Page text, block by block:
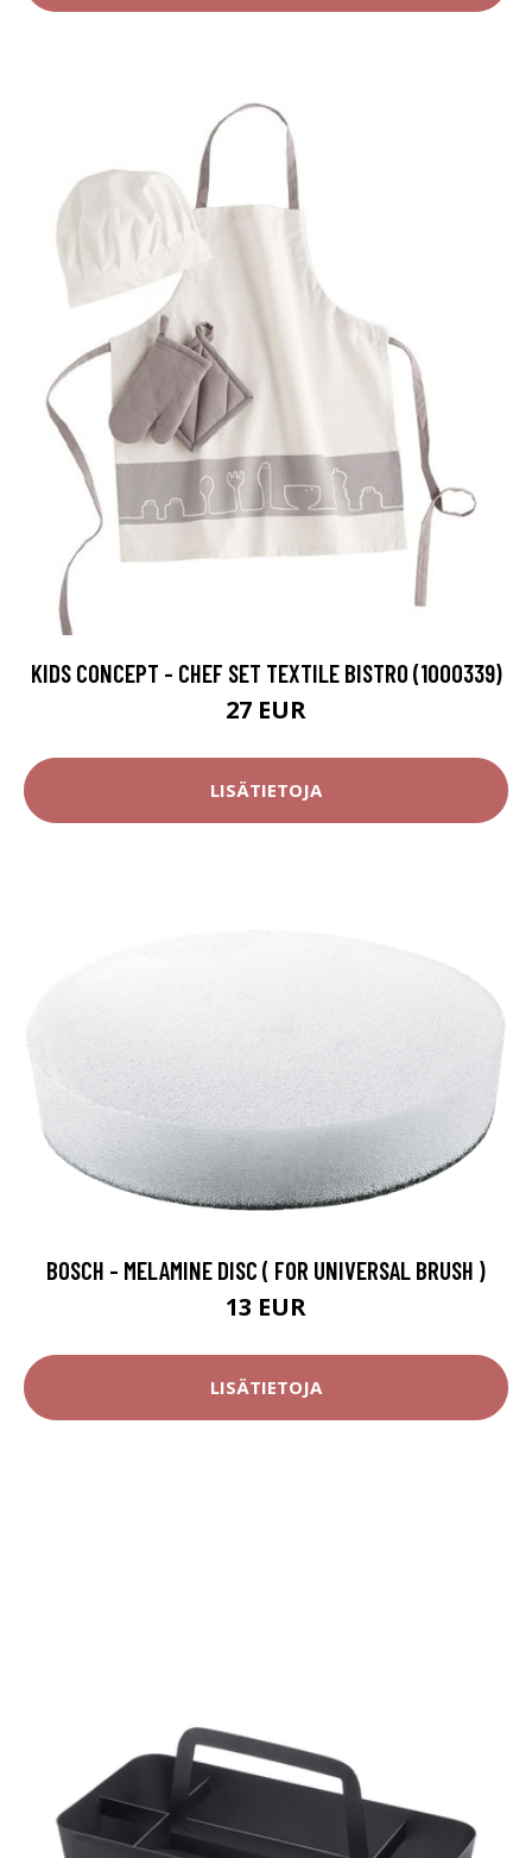
KIDS CONCEPT - CHEF SET TEXTILE BISTRO (1000339)
27 EUR
LISÄTIETOJA
BOSCH - MELAMINE DISC ( FOR UNIVERSAL BRUSH )
13 EUR
LISÄTIETOJA